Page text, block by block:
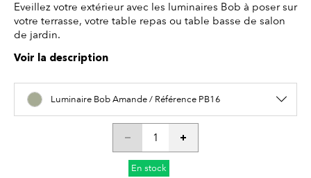
Eveillez votre extérieur avec les luminaires Bob à poser sur
votre terrasse, votre table repas ou table basse de salon
de jardin.
Voir la description
Luminaire Bob Amande / Référence PB16
En stock